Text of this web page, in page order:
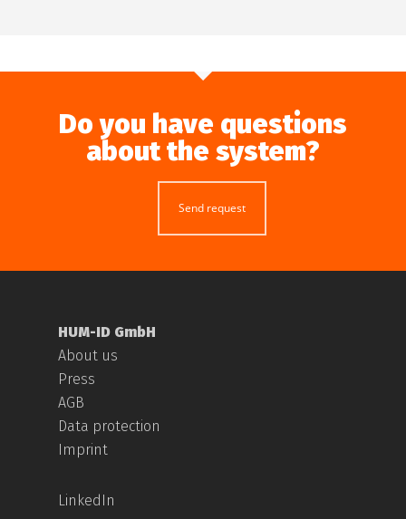
Do you have questions
about the system?
Send request
HUM-ID GmbH
About us
Press
AGB
Data protection
Imprint
LinkedIn